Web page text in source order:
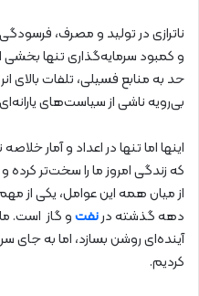
ناترازی در تولید و مصرف،
و کمبود سرمایه‌گذاری تنها
حد به منابع فسیلی، تلفات بالای
بی‌رویه‌ ناشی از سیاست‌های
اینها اما تنها در اعداد و آمار
که زندگی امروز ما را سخت‌تر کرده و
از میان همه‌ این عوامل، یکی از
دهه‌ گذشته درنفتو گاز است.
آینده‌ای روشن بسازد، اما به جای
کردیم.